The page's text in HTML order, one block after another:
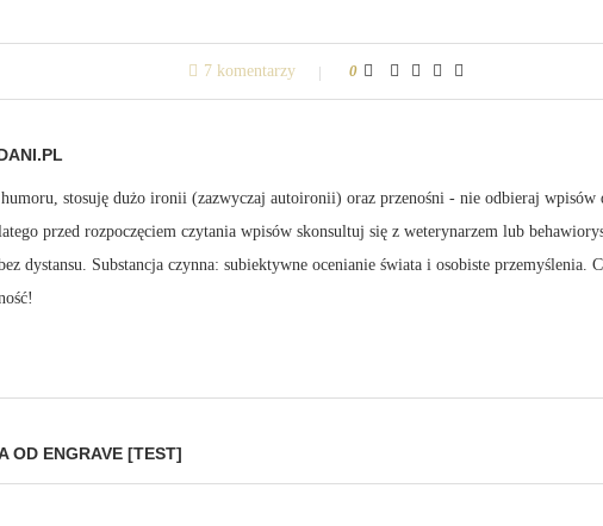
7 komentarzy 0
stosuję dużo ironii (zazwyczaj autoironii) oraz przenośni - nie odbieraj
przed rozpoczęciem czytania wpisów skonsultuj się z weterynarzem lub
dystansu. Substancja czynna: subiektywne ocenianie świata i osobiste
OD ENGRAVE [TEST]